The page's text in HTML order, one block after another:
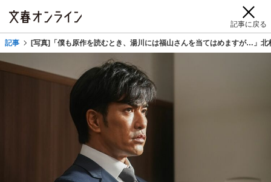
記事に戻る
記事 [写真]「僕も原作を読むとき、湯川には福山さんを当てはめますが…」